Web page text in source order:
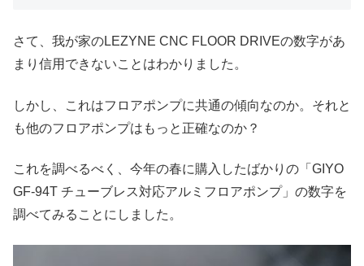
さて、我が家のLEZYNE CNC FLOOR DRIVEの数字があ
まり信用できないことはわかりました。
しかし、これはフロアポンプに共通の傾向なのか。それと
も他のフロアポンプはもっと正確なのか？
これを調べるべく、今年の春に購入したばかりの「GIYO
GF-94T チューブレス対応アルミフロアポンプ」の数字を
調べてみることにしました。